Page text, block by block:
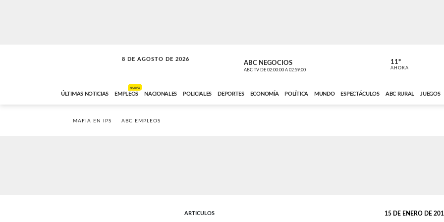
8 DE AGOSTO DE 2026
SOLO MÚSICA ABC NEGOCIOS
ABC TV DE 02:00:00 A 02:59:00 ABC CARDINAL
11º
AHORA
ÚLTIMAS NOTICIAS EMPLEOS
NUEVO
NACIONALES POLICIALES DEPORTES ECONOMÍA POLÍTICA MUNDO ESPECTÁCULOS ABC RURAL JUEGOS
MAFIA EN IPS ABC EMPLEOS
ARTICULOS 15 DE ENERO DE